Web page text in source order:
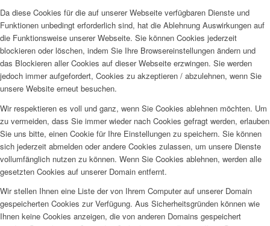
Da diese Cookies für die auf unserer Webseite verfügbaren Dienste und
Funktionen unbedingt erforderlich sind, hat die Ablehnung Auswirkungen auf
die Funktionsweise unserer Webseite. Sie können Cookies jederzeit
blockieren oder löschen, indem Sie Ihre Browsereinstellungen ändern und
das Blockieren aller Cookies auf dieser Webseite erzwingen. Sie werden
jedoch immer aufgefordert, Cookies zu akzeptieren / abzulehnen, wenn Sie
unsere Website erneut besuchen.
Wir respektieren es voll und ganz, wenn Sie Cookies ablehnen möchten. Um
zu vermeiden, dass Sie immer wieder nach Cookies gefragt werden, erlauben
Sie uns bitte, einen Cookie für Ihre Einstellungen zu speichern. Sie können
sich jederzeit abmelden oder andere Cookies zulassen, um unsere Dienste
vollumfänglich nutzen zu können. Wenn Sie Cookies ablehnen, werden alle
gesetzten Cookies auf unserer Domain entfernt.
Wir stellen Ihnen eine Liste der von Ihrem Computer auf unserer Domain
gespeicherten Cookies zur Verfügung. Aus Sicherheitsgründen können wie
Ihnen keine Cookies anzeigen, die von anderen Domains gespeichert